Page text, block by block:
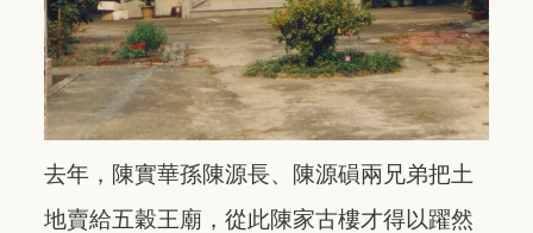
去年，陳實華孫陳源長、陳源磒兩兄弟把土
地賣給五穀王廟，從此陳家古樓才得以躍然